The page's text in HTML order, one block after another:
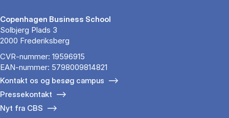
Copenhagen Business School
Solbjerg Plads 3
2000 Frederiksberg
CVR-nummer: 19596915
EAN-nummer: 5798009814821
Kontakt os og besøg campus
Pressekontakt
Nyt fra CBS